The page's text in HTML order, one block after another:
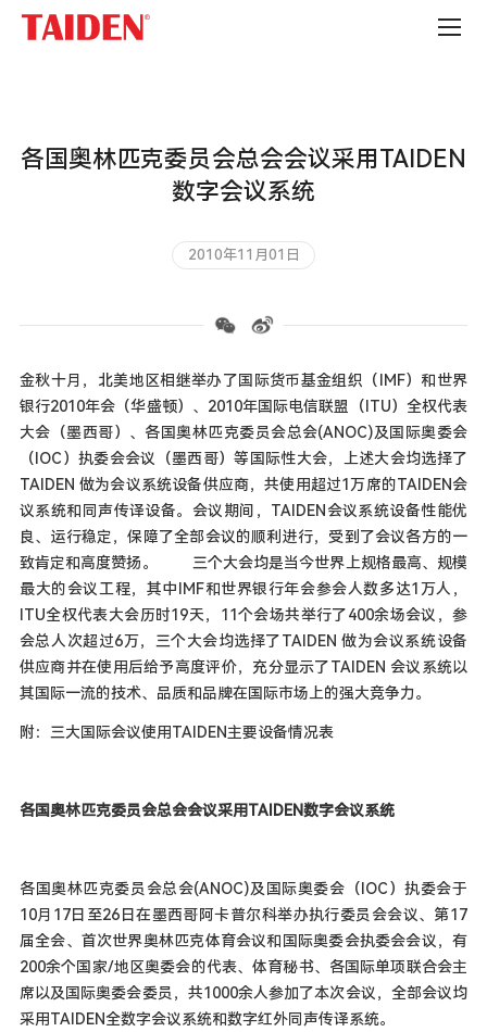
各国奥林匹克委员会总会会议采用TAIDEN
数字会议系统
2010年11月01日
金秋十月，北美地区相继举办了国际货币基金组织（IMF）和世界
银行2010年会（华盛顿）、2010年国际电信联盟（ITU）全权代表
大会（墨西哥）、各国奥林匹克委员会总会(ANOC)及国际奥委会
（IOC）执委会会议（墨西哥）等国际性大会，上述大会均选择了
TAIDEN 做为会议系统设备供应商，共使用超过1万席的TAIDEN会
议系统和同声传译设备。会议期间，TAIDEN会议系统设备性能优
良、运行稳定，保障了全部会议的顺利进行，受到了会议各方的一
致肯定和高度赞扬。 三个大会均是当今世界上规格最高、规模
最大的会议工程，其中IMF和世界银行年会参会人数多达1万人，
ITU全权代表大会历时19天，11个会场共举行了400余场会议，参
会总人次超过6万，三个大会均选择了TAIDEN 做为会议系统设备
供应商并在使用后给予高度评价，充分显示了TAIDEN 会议系统以
其国际一流的技术、品质和品牌在国际市场上的强大竞争力。
附：三大国际会议使用TAIDEN主要设备情况表
各国奥林匹克委员会总会会议采用TAIDEN数字会议系统
各国奥林匹克委员会总会(ANOC)及国际奥委会（IOC）执委会于
10月17日至26日在墨西哥阿卡普尔科举办执行委员会会议、第17
届全会、首次世界奥林匹克体育会议和国际奥委会执委会会议，有
200余个国家/地区奥委会的代表、体育秘书、各国际单项联合会主
席以及国际奥委会委员，共1000余人参加了本次会议，全部会议均
采用TAIDEN全数字会议系统和数字红外同声传译系统。